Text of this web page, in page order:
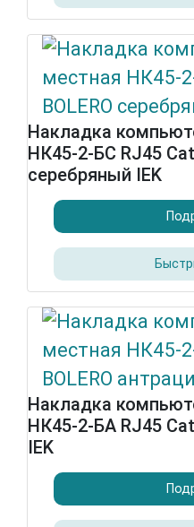
Накладка
НК45-2-БС RJ45
серебряный IEK
Накладка
НК45-2-БА RJ45
IEK